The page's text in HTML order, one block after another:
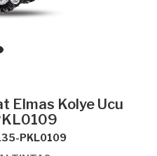
Elmas Kolye Ucu
PKL0109